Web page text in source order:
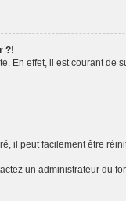
?!
En effet, il est courant
il peut facilement être
un administrateur du